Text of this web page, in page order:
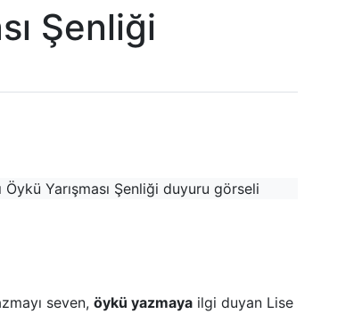
Şenliği
seven, öykü yazmaya ilgi duyan Lise